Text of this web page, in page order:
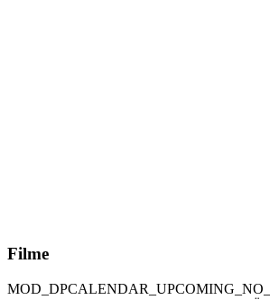
Filme